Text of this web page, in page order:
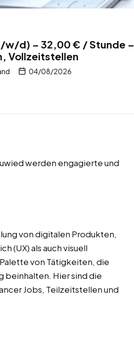
w/d) – 32,00 € / Stunde –
Vollzeitstellen
04/08/2026
werden engagierte und
von digitalen Produkten,
(UX) als auch visuell
von Tätigkeiten, die
beinhalten. Hier sind die
Jobs, Teilzeitstellen und